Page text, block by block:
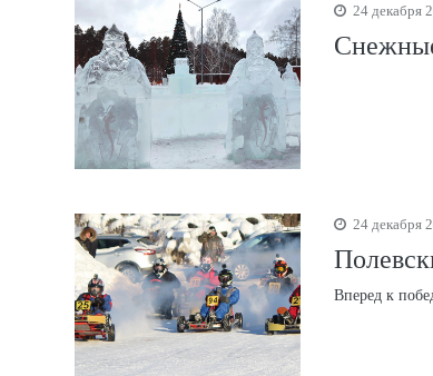
24 декабря
24 декабря
Вперед к